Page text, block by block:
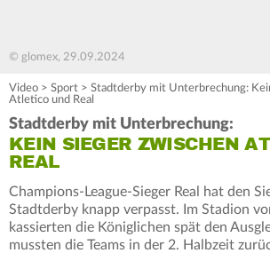
© glomex, 29.09.2024
Video > Sport > Stadtderby mit Unterbrechung:
Atletico und Real
Stadtderby mit Unterbrechung:
KEIN SIEGER ZWISCHEN
REAL
Champions-League-Sieger Real hat den
Stadtderby knapp verpasst. Im Stadion
kassierten die Königlichen spät den
mussten die Teams in der 2. Halbzeit